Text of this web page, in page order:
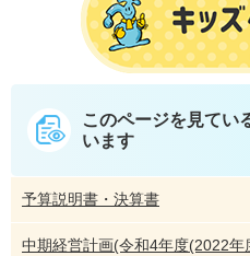
このページを見てい
います
予算説明書・決算書
中期経営計画(令和4年度(2022